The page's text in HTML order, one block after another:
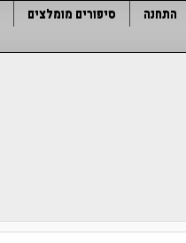
התחנה סיפורים מומלצים